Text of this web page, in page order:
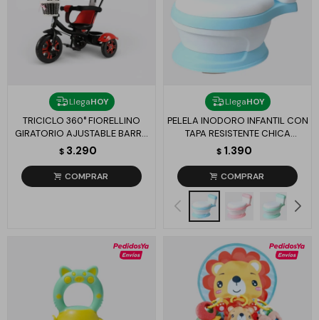
LlegaHOY
TRICICLO 360° FIORELLINO
GIRATORIO AJUSTABLE BARRA
SEGURIDAD - ROJO
$ 3.290
LlegaHOY
PELELA INODORO INFANTIL CON
TAPA RESISTENTE CHICA
COLORES - CELESTE
$ 1.390